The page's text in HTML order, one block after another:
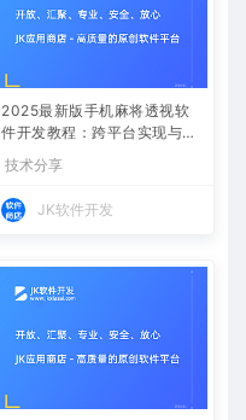
2025最新版手机麻将透视软
件开发教程：跨平台实现与安
全防封方案
技术分享
JK软件开发